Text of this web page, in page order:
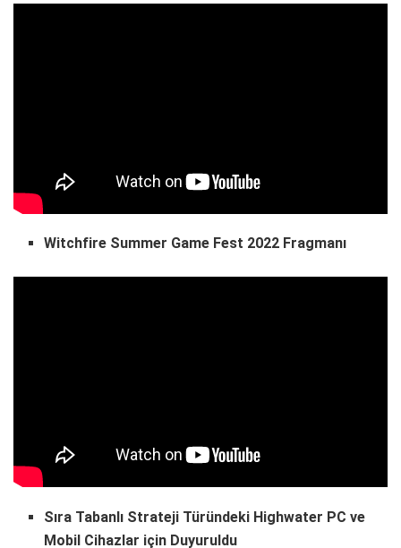
Witchfire Summer Game Fest 2022 Fragmanı
Sıra Tabanlı Strateji Türündeki Highwater PC ve
Mobil Cihazlar için Duyuruldu